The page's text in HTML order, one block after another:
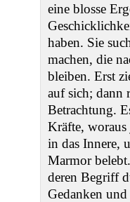
eine blosse
haben. Sie
machen, die
bleiben. Erst
auf sich; dann
Betrachtung.
Kräfte, woraus
in das Innere,
Marmor
deren Begriff
Gedanken